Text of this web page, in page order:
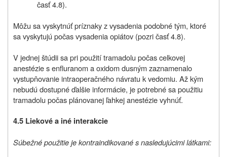
časť 4.8).
Môžu sa vyskytnúť príznaky z vysadenia podobné tým, ktoré
sa vyskytujú počas vysadenia opiátov (pozri časť 4.8).
V jednej štúdii sa pri použití tramadolu počas celkovej
anestézie s enfluranom a oxidom dusným zaznamenalo
vystupňovanie intraoperačného návratu k vedomiu. Až kým
nebudú dostupné ďalšie informácie, je potrebné sa použitiu
tramadolu počas plánovanej ľahkej anestézie vyhnúť.
4.5 Liekové a iné interakcie
Súbežné použitie je kontraindikované s nasledujúcimi látkami: